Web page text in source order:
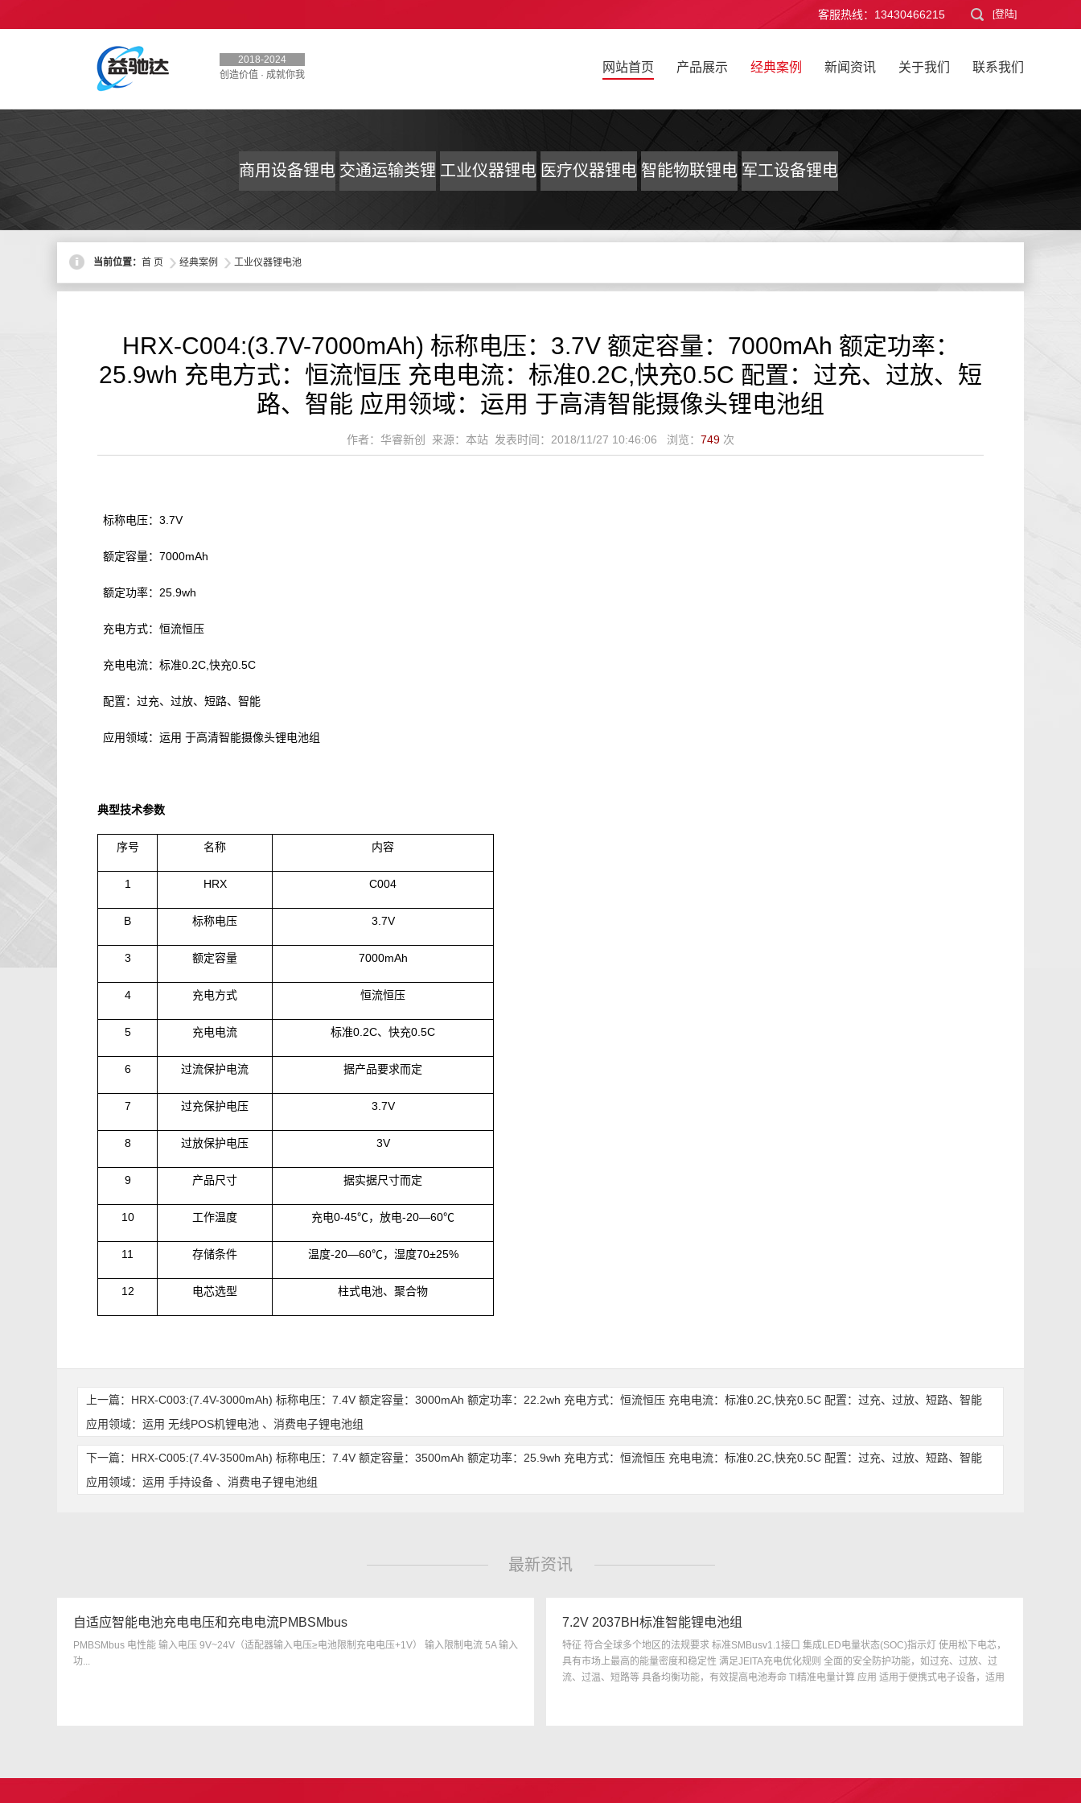
[登陆]
客服热线：13430466215
2018-2024
创造价值 · 成就你我
网站首页 产品展示 经典案例 新闻资讯 关于我们 联系我们
商用设备锂电 交通运输类锂 工业仪器锂电 医疗仪器锂电 智能物联锂电 军工设备锂电
当前位置： 首 页
> 经典案例
> 工业仪器锂电池
HRX-C004:(3.7V-7000mAh) 标称电压：3.7V 额定容量：7000mAh 额定功率：
25.9wh 充电方式：恒流恒压 充电电流：标准0.2C,快充0.5C 配置：过充、过放、短
路、智能 应用领域：运用 于高清智能摄像头锂电池组
作者：华睿新创 来源：本站 发表时间：2018/11/27 10:46:06 浏览： 749 次
标称电压：3.7V
额定容量：7000mAh
额定功率： 25.9wh
充电方式：恒流恒压
充电电流：标准0.2C,快充0.5C
配置：过充、过放、短路、智能
应用领域：运用 于高清智能摄像头锂电池组
典型技术参数
序号 名称 内容
1 HRX C004
B 标称电压 3.7V
3 额定容量 7000mAh
4 充电方式 恒流恒压
5 充电电流 标准0.2C、快充0.5C
6 过流保护电流 据产品要求而定
7 过充保护电压 3.7V
8 过放保护电压 3V
9 产品尺寸 据实据尺寸而定
10 工作温度 充电0-45℃，放电-20—60℃
11 存储条件 温度-20—60℃，湿度70±25%
12 电芯选型 柱式电池、聚合物
上一篇： HRX-C003:(7.4V-3000mAh) 标称电压：7.4V 额定容量：3000mAh 额定功率：22.2wh 充电方式：恒流恒压 充电电流：标准0.2C,快充0.5C 配置：过充、过放、短路、智能
应用领域：运用 无线POS机锂电池 、消费电子锂电池组
下一篇： HRX-C005:(7.4V-3500mAh) 标称电压：7.4V 额定容量：3500mAh 额定功率：25.9wh 充电方式：恒流恒压 充电电流：标准0.2C,快充0.5C 配置：过充、过放、短路、智能
应用领域：运用 手持设备 、消费电子锂电池组
最新资讯
自适应智能电池充电电压和充电电流PMBSMbus
PMBSMbus 电性能 输入电压 9V~24V（适配器输入电压≥电池限制充电电压+1V） 输入限制电流 5A 输入
功...
7.2V 2037BH标准智能锂电池组
特征 符合全球多个地区的法规要求 标准SMBusv1.1接口 集成LED电量状态(SOC)指示灯 使用松下电芯，
具有市场上最高的能量密度和稳定性 满足JEITA充电优化规则 全面的安全防护功能，如过充、过放、过
流、过温、短路等 具备均衡功能，有效提高电池寿命 TI精准电量计算 应用 适用于便携式电子设备，适用